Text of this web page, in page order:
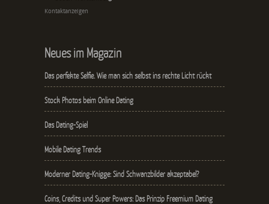
Kontaktanzeigen
Neues im Magazin
Das perfekte Selfie. Wie man sich selbst ins rechte Licht rückt
Stock Photos beim Online Dating
Das Dating-Spiel
Mobile Dating Trends
Moderner Dating-Knigge: Sind Schwanzbilder akzeptabel?
Coins, Credits und Super Powers: Das Prinzip Freemium Dating